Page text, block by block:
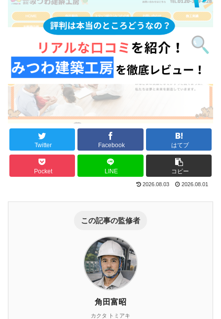
Twitter Facebook はてブ
Pocket LINE コピー
2026.08.03 2026.08.01
この記事の監修者
角田富昭
カクタ トミアキ